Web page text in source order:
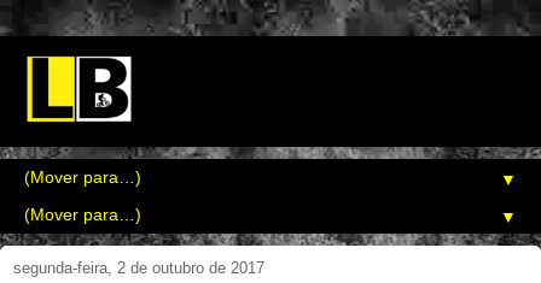
▼
▼
segunda-feira, 2 de outubro de 2017